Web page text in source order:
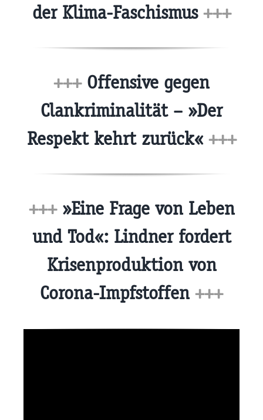
der Klima-Faschismus +++
+++Offensive gegen
Clankriminalität – »Der
Respekt kehrt zurück« +++
+++»Eine Frage von Leben
und Tod«: Lindner fordert
Krisenproduktion von
Corona-Impfstoffen +++